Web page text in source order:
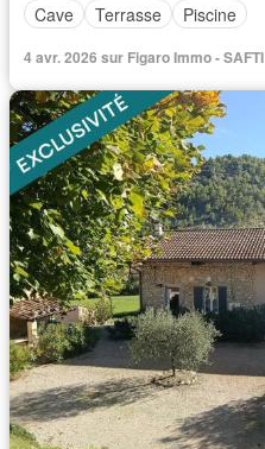
Cave
Terrasse Piscine
4 avr. 2026 sur Figaro Immo - SAFTI